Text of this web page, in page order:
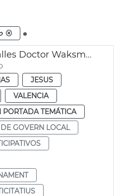
.
Ajardinamientos calles Doctor Waksman y Uruguay València
JESUS
VALENCIA
PORTADA TEMÁTICA
GOVERN LOCAL